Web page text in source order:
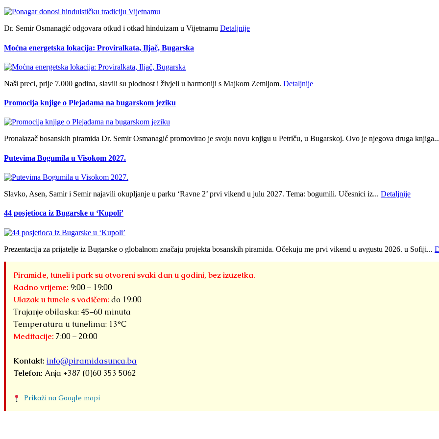
Dr. Semir Osmanagić odgovara otkud i otkad hinduizam u Vijetnamu Detaljnije
Moćna energetska lokacija: Proviralkata, Iljač, Bugarska
Naši preci, prije 7.000 godina, slavili su plodnost i živjeli u harmoniji s Majkom Zemljom. Detaljnije
Promocija knjige o Plejadama na bugarskom jeziku
Pronalazač bosanskih piramida Dr. Semir Osmanagić promovirao je svoju novu knjigu u Petriču, u Bugarskoj. Ovo je njegova druga knjiga...
Putevima Bogumila u Visokom 2027.
Slavko, Asen, Samir i Semir najavili okupljanje u parku ‘Ravne 2’ prvi vikend u julu 2027. Tema: bogumili. Učesnici iz... Detaljnije
44 posjetioca iz Bugarske u ‘Kupoli’
Prezentacija za prijatelje iz Bugarske o globalnom značaju projekta bosanskih piramida. Očekuju me prvi vikend u avgustu 2026. u Sofiji...
Piramide, tuneli i park su otvoreni svaki dan u godini, bez izuzetka.
Radno vrijeme: 9:00 – 19:00
Ulazak u tunele s vodičem: do 19:00
Trajanje obilaska: 45–60 minuta
Temperatura u tunelima: 13°C
Meditacije: 7:00 – 20:00
Kontakt: info@piramidasunca.ba
Telefon: Anja +387 (0)60 353 5062
Prikaži na Google mapi